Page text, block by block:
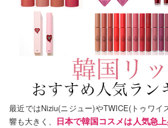
最近ではNiziu(ニジュー)やTWICE(トゥワイ
響も大きく、 日本で韓国コスメは人気急